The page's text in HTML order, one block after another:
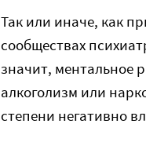
Так или иначе, как
сообществах
значит, ментальное
алкоголизм или
степени негативно